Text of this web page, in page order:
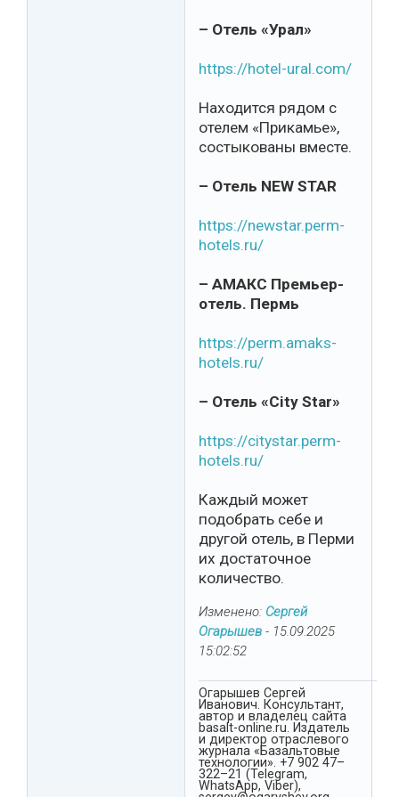
– Отель «Урал»
https://hotel-ural.com/
Находится рядом с
отелем «Прикамье»,
состыкованы вместе.
– Отель NEW STAR
https://newstar.perm-
hotels.ru/
– АМАКС Премьер-
отель. Пермь
https://perm.amaks-
hotels.ru/
– Отель «City Star»
https://citystar.perm-
hotels.ru/
Каждый может
подобрать себе и
другой отель, в Перми
их достаточное
количество.
Изменено: Сергей
Огарышев - 15.09.2025
15:02:52
Огарышев Сергей
Иванович. Консультант,
автор и владелец сайта
basalt-online.ru. Издатель
и директор отраслевого
журнала «Базальтовые
технологии». +7 902 47–
322–21 (Telegram,
WhatsApp, Viber),